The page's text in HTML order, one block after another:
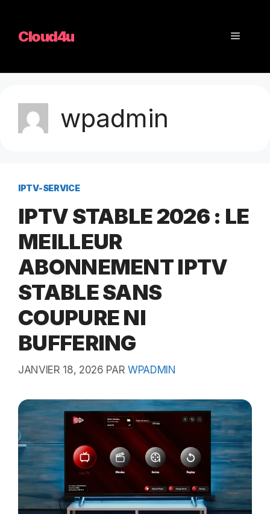
contenuCloud4u Menu
wpadmin
IPTV-SERVICE
IPTV STABLE 2026 : LE
MEILLEUR
ABONNEMENT IPTV
STABLE SANS
COUPURE NI
BUFFERING
JANVIER 18, 2026 PAR WPADMIN